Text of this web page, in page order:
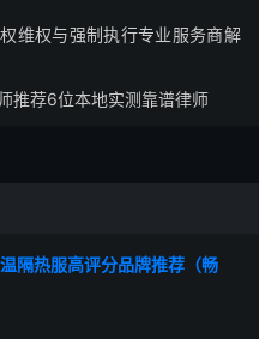
维权与强制执行专业服务商解
推荐6位本地实测靠谱律师
隔热服高评分品牌推荐（畅